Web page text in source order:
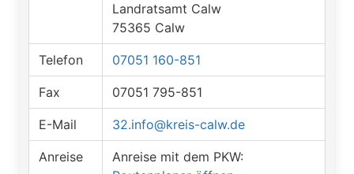
Landratsamt Calw
75365 Calw
Telefon 07051 160-851
Fax 07051 795-851
E-Mail 32.info@kreis-calw.de
Anreise
Anreise mit dem PKW: